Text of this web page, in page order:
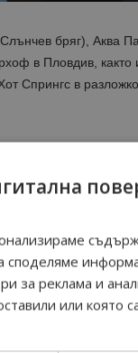
бряг), Аква
в Пловдив, както
Спрингс в
чрез индекса
вида и
(Кранево)
hotels
за реклама и
или която